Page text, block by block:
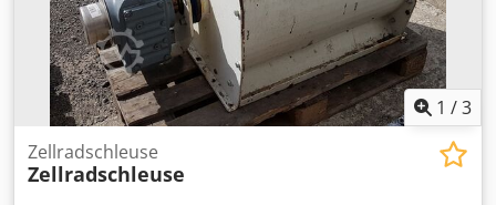
1 /3
Zellradschleuse
Zellradschleuse